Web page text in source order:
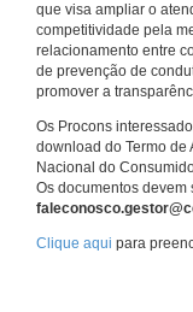
que visa ampliar o
competitividade pela
relacionamento entre
de prevenção de
promover a
Os Procons
download do Termo de
Nacional do
Os documentos devem
Clique aqui para